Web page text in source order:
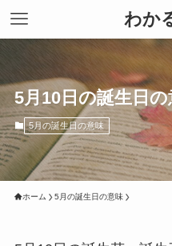
わか
5月10日の誕生日の
5月の誕生日の意味
ホーム 5月の誕生日の意味